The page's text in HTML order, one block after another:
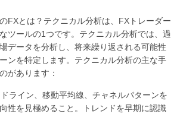
FXとは？テクニカル分析は、FXトレーダー
ツールの1つです。テクニカル分析では、過
データを分析し、将来繰り返される可能性
ンを特定します。テクニカル分析の主な手
があります：
ライン、移動平均線、チャネルパターンを
性を見極めること。トレンドを早期に認識